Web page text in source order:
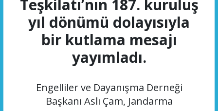
Teşkilatı’nın 187. kuruluş
yıl dönümü dolayısıyla
bir kutlama mesajı
yayımladı.
Engelliler ve Dayanışma Derneği
Başkanı Aslı Çam, Jandarma